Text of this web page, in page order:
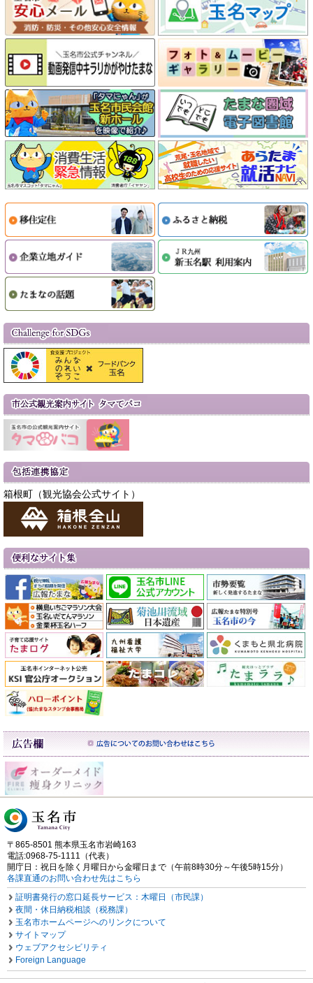
箱根町（観光協会公式サイト）
〒865-8501 熊本県玉名市岩崎163
電話:0968-75-1111（代表）
開庁日：祝日を除く月曜日から金曜日まで（午前8時30分～午後5時15分）
各課直通のお問い合わせ先はこちら
証明書発行の窓口延長サービス：木曜日（市民課）
夜間・休日納税相談（税務課）
玉名市ホームページへのリンクについて
サイトマップ
ウェブアクセシビリティ
Foreign Language